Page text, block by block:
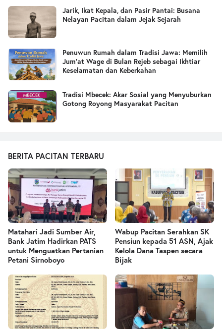
Jarik, Ikat Kepala, dan Pasir Pantai: Busana
Nelayan Pacitan dalam Jejak Sejarah
Penuwun Rumah dalam Tradisi Jawa: Memilih
Jum’at Wage di Bulan Rejeb sebagai Ikhtiar
Keselamatan dan Keberkahan
Tradisi Mbecek: Akar Sosial yang Menyuburkan
Gotong Royong Masyarakat Pacitan
BERITA PACITAN TERBARU
Matahari Jadi Sumber Air,
Bank Jatim Hadirkan PATS
untuk Menguatkan Pertanian
Petani Sirnoboyo
Wabup Pacitan Serahkan SK
Pensiun kepada 51 ASN, Ajak
Kelola Dana Taspen secara
Bijak